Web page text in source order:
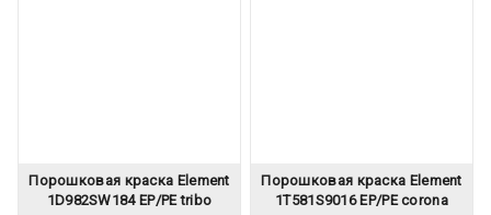
Порошковая краска Element
1D982SW184 EP/PE tribo
Порошковая краска Element
1T581S9016 EP/PE corona